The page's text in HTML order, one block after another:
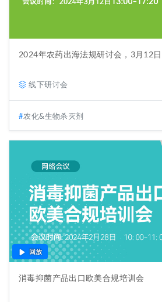
2024年农药出海法规研讨会，3月12
线下研讨会
农化&生物杀灭剂
回放
消毒抑菌产品出口欧美合规培训会